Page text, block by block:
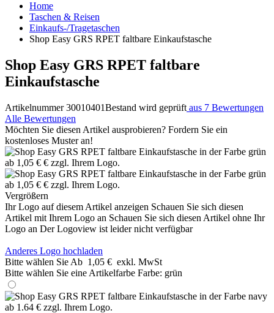
Home
Taschen & Reisen
Einkaufs-/Tragetaschen
Shop Easy GRS RPET faltbare Einkaufstasche
Shop Easy GRS RPET faltbare
Einkaufstasche
Artikelnummer 30010401Bestand wird geprüft aus 7 Bewertungen
Alle Bewertungen
Möchten Sie diesen Artikel ausprobieren? Fordern Sie ein
kostenloses Muster an!
Vergrößern
Ihr Logo auf diesem Artikel anzeigen Schauen Sie sich diesen
Artikel mit Ihrem Logo an Schauen Sie sich diesen Artikel ohne Ihr
Logo an Der Logoview ist leider nicht verfügbar
Anderes Logo hochladen
Bitte wählen Sie Ab 1,05 € exkl. MwSt
Bitte wählen Sie eine Artikelfarbe Farbe: grün